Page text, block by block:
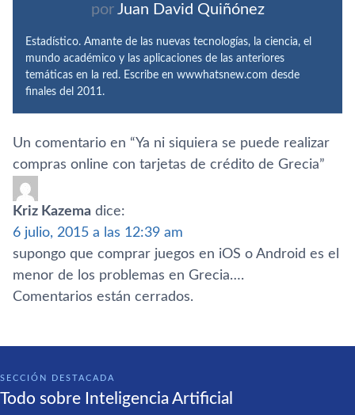
por Juan David Quiñónez
Estadístico. Amante de las nuevas tecnologías, la ciencia, el
mundo académico y las aplicaciones de las anteriores
temáticas en la red. Escribe en wwwhatsnew.com desde
finales del 2011.
Un comentario en “Ya ni siquiera se puede realizar
compras online con tarjetas de crédito de Grecia”
Kriz Kazema dice:
6 julio, 2015 a las 12:39 am
supongo que comprar juegos en iOS o Android es el
menor de los problemas en Grecia….
Comentarios están cerrados.
SECCIÓN DESTACADA
Todo sobre Inteligencia Artificial